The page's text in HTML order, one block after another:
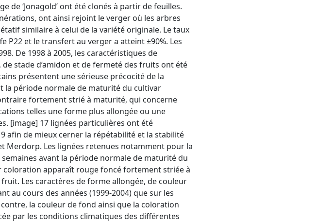
de ‘Jonagold’ ont été clonés à partir de feuilles.
ont ainsi rejoint le verger où les arbres
similaire à celui de la variété originale. Le taux
et le transfert au verger a atteint ±90%. Les
De 1998 à 2005, les caractéristiques de
stade d’amidon et de fermeté des fruits ont été
présentent une sérieuse précocité de la
la période normale de maturité du cultivar
fortement strié à maturité, qui concerne
telles une forme plus allongée ou une
[image] 17 lignées particulières ont été
afin de mieux cerner la répétabilité et la stabilité
Merdorp. Les lignées retenues notamment pour la
avant la période normale de maturité du
apparaît rouge foncé fortement striée à
Les caractères de forme allongée, de couleur
au cours des années (1999-2004) que sur les
la couleur de fond ainsi que la coloration
par les conditions climatiques des différentes